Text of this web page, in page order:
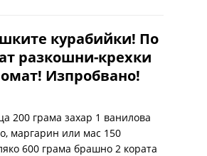
курабийки! По
разкошни-крехки
Изпробвано!
200 грама захар 1 ванилова
маргарин или мас 150
600 грама брашно 2 кората